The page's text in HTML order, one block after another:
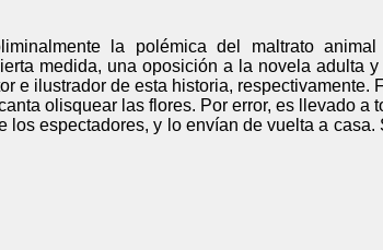
la polémica del maltrato
medida, una oposición a la novela adulta
e ilustrador de esta historia, respectivamente.
olisquear las flores. Por error, es llevado a
espectadores, y lo envían de vuelta a casa.